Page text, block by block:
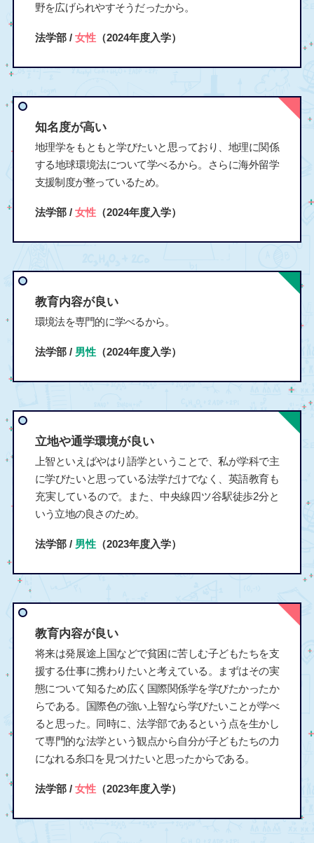
野を広げられやすそうだったから。
法学部 / 女性（2024年度入学）
知名度が高い
地理学をもともと学びたいと思っており、地理に関係
する地球環境法について学べるから。さらに海外留学
支援制度が整っているため。
法学部 / 女性（2024年度入学）
教育内容が良い
環境法を専門的に学べるから。
法学部 / 男性（2024年度入学）
立地や通学環境が良い
上智といえばやはり語学ということで、私が学科で主
に学びたいと思っている法学だけでなく、英語教育も
充実しているので。また、中央線四ツ谷駅徒歩2分と
いう立地の良さのため。
法学部 / 男性（2023年度入学）
教育内容が良い
将来は発展途上国などで貧困に苦しむ子どもたちを支
援する仕事に携わりたいと考えている。まずはその実
態について知るため広く国際関係学を学びたかったか
らである。国際色の強い上智なら学びたいことが学べ
ると思った。同時に、法学部であるという点を生かし
て専門的な法学という観点から自分が子どもたちの力
になれる糸口を見つけたいと思ったからである。
法学部 / 女性（2023年度入学）